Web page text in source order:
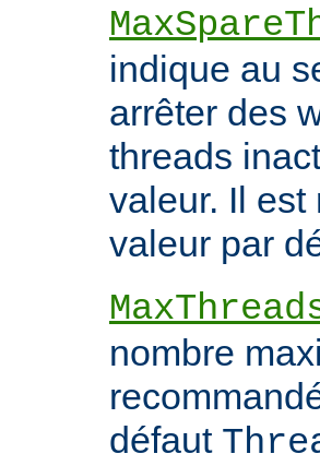
indique au
arrêter des
threads
valeur. Il est
valeur par
nombre
défaut